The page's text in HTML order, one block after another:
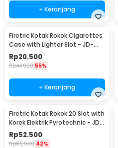
+ Keranjang
Firetric Kotak Rokok Cigarettes
Case with Lighter Slot - JD-
YH001
Rp20.500
Rp44.900 55%
+ Keranjang
Firetric Kotak Rokok 20 Slot with
Korek Elektrik Pyrotechnic - JD-
YH051
Rp52.500
Rp89.900 42%